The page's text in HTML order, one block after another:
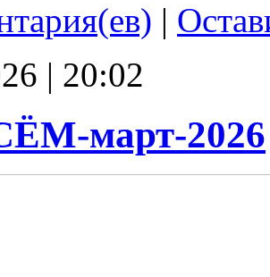
|
| 20:02
март-2026